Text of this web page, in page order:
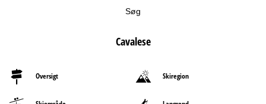
Søg
Cavalese
Oversigt Skiregion